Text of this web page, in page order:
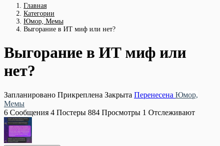
Главная
Категории
Юмор, Мемы
Выгорание в ИТ миф или нет?
Выгорание в ИТ миф или
нет?
Запланировано Прикреплена Закрыта Перенесена Юмор,
Мемы
6 Сообщения 4 Постеры 884 Просмотры 1 Отслеживают